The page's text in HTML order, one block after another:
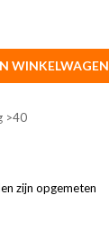
WINKELWAGEN
>40
zijn opgemeten